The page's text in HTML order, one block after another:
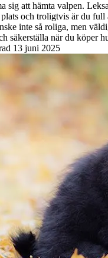
sig att hämta valpen.
plats och troligtvis är du
inte så roliga, men
säkerställa när du köper
13 juni 2025